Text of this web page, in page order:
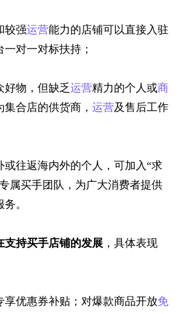
较强运营能力的店铺可以直接入驻
对一对标扶持；
好物，但缺乏运营精力的个人或商
集合店的供货商， 运营及售后工作
或往返海内外的个人，可加入“求
属买手团队，为广大消费者提供
。
支持买手店铺的发展 ，具体表现
享优惠券补贴；对爆款商品开放免